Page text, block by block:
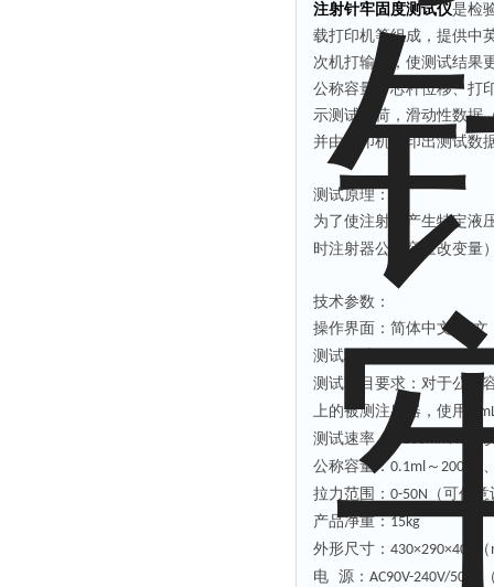
注射针牢固度测试仪是检
载打印机等组成，提供中
次机打输入，使测试结果
公称容量、芯杆位移、打
示测试载荷，滑动性数据
并由打印机打印出测试数
测试原理：
为了使注射器产生特定液
时注射器公称容量改变量
技术参数：
操作界面：简体中文
英文
测试标准：
测试项目要求 ： 对于公称
上的被测注射器，使用
测试速率：
0-100mm/min
公称容量：0.1ml ～ 200 ml
拉力范围： 0-50N （可任
产品净重：15kg
外形尺寸： 430×290×400 （
电 源： AC90V-240V/50Hz